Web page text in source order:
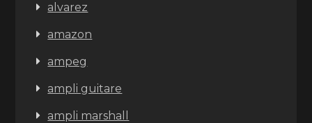
alvarez
amazon
ampeg
ampli guitare
ampli marshall